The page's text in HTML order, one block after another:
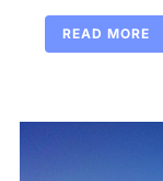
READ MORE